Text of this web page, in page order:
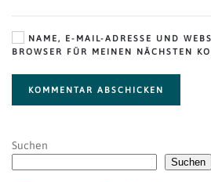
NAME, E-MAIL-ADRESSE UND
BROWSER FÜR MEINEN NÄCHSTEN
KOMMENTAR ABSCHICKEN
Suchen
Suchen